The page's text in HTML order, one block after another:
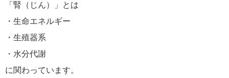
「腎（じん）」とは
・生命エネルギー
・生殖器系
・水分代謝
に関わっています。